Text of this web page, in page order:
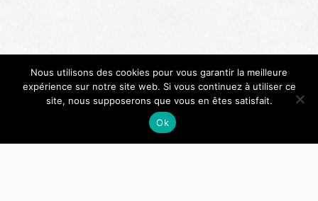
Nous utilisons des cookies pour vous garantir la meilleure
expérience sur notre site web. Si vous continuez à utiliser ce
site, nous supposerons que vous en êtes satisfait.
Ok